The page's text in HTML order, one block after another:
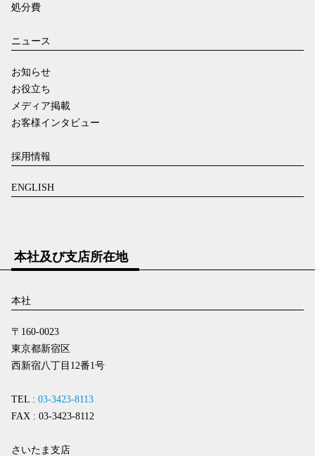
処分費
ニュース
お知らせ
お役立ち
メディア掲載
お客様インタビュー
採用情報
ENGLISH
本社及び支店所在地
本社
〒160-0023
東京都新宿区
西新宿八丁目12番1号
TEL : 03-3423-8113
FAX : 03-3423-8112
さいたま支店